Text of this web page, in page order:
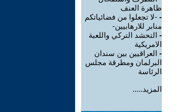
ظاهرة العنف
- -لا تجعلوا من فضائياتكم
منابر للارهابيين-
- التحشد التركي واللعبة
الامريكية
- العراقيين بين سندان
البرلمان ومطرقة مجلس
الرئاسة
المزيد.....